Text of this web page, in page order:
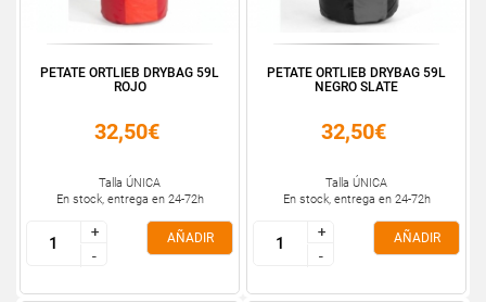
PETATE ORTLIEB DRYBAG 59L
ROJO
32,50€
Talla ÚNICA
En stock, entrega en 24-72h
+
-
+
-
AÑADIR
PETATE ORTLIEB DRYBAG 59L
NEGRO SLATE
32,50€
Talla ÚNICA
En stock, entrega en 24-72h
+
-
+
-
AÑADIR